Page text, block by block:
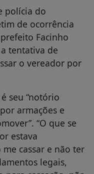
polícia do
de ocorrência
Facinho
tentativa de
o vereador por
seu “notório
armações e
“O que se
estava
cassar e não ter
legais,